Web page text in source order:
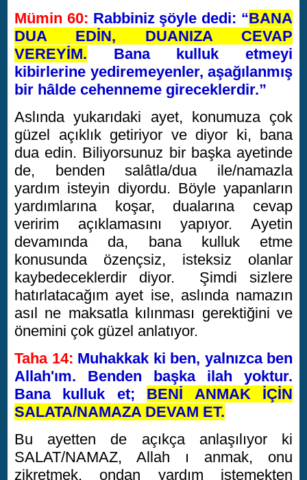
Mümin 60: Rabbiniz şöyle dedi: “BANA
DUA EDİN, DUANIZA CEVAP
VEREYİM. Bana kulluk etmeyi
kibirlerine yediremeyenler, aşağılanmış
bir hâlde cehenneme gireceklerdir.”
Aslında yukarıdaki ayet, konumuza çok
güzel açıklık getiriyor ve diyor ki, bana
dua edin. Biliyorsunuz bir başka ayetinde
de, benden salâtla/dua ile/namazla
yardım isteyin diyordu. Böyle yapanların
yardımlarına koşar, dualarına cevap
veririm açıklamasını yapıyor. Ayetin
devamında da, bana kulluk etme
konusunda özençsiz, isteksiz olanlar
kaybedeceklerdir diyor. Şimdi sizlere
hatırlatacağım ayet ise, aslında namazın
asıl ne maksatla kılınması gerektiğini ve
önemini çok güzel anlatıyor.
Taha 14: Muhakkak ki ben, yalnızca ben
Allah'ım. Benden başka ilah yoktur.
Bana kulluk et; BENİ ANMAK İÇİN
SALATA/NAMAZA DEVAM ET.
Bu ayetten de açıkça anlaşılıyor ki
SALAT/NAMAZ, Allah ı anmak, onu
zikretmek, ondan yardım istemekten